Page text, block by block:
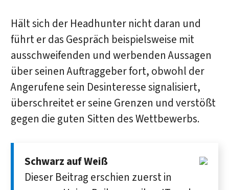
Hält sich der Headhunter nicht daran und
führt er das Gespräch beispielsweise mit
ausschweifenden und werbenden Aussagen
über seinen Auftraggeber fort, obwohl der
Angerufene sein Desinteresse signalisiert,
überschreitet er seine Grenzen und verstößt
gegen die guten Sitten des Wettbewerbs.
Schwarz auf Weiß
Dieser Beitrag erschien zuerst in